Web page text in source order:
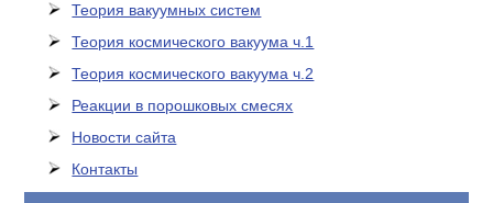
Теория вакуумных систем
Теория космического вакуума ч.1
Теория космического вакуума ч.2
Реакции в порошковых смесях
Новости сайта
Контакты